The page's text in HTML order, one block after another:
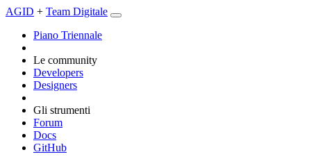
AGID + Team Digitale
Piano Triennale
Le community
Developers
Designers
Gli strumenti
Forum
Docs
GitHub